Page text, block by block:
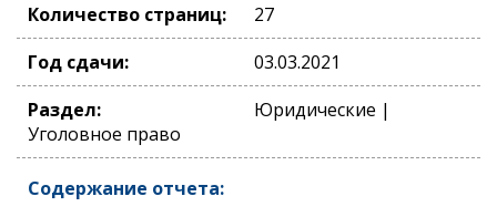
Количество страниц:
27
Год сдачи:
03.03.2021
Раздел:
Юридические |
Уголовное право
Содержание отчета: